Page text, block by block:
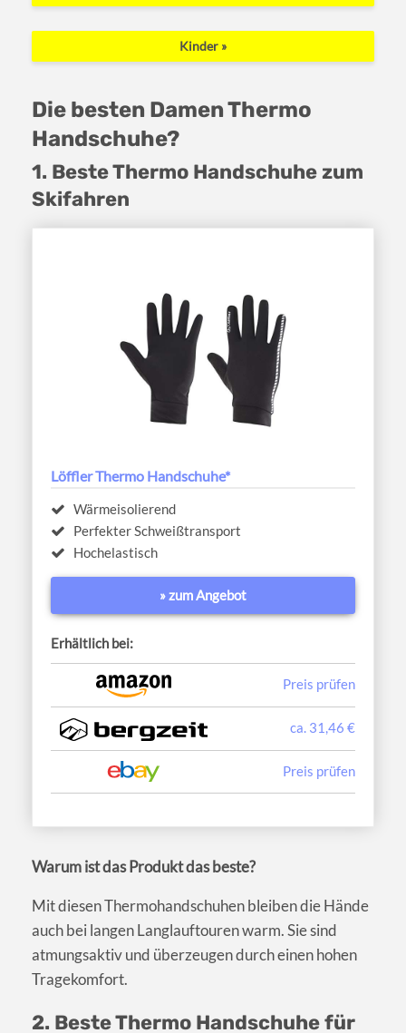
Kinder »
Die besten Damen Thermo
Handschuhe?
1. Beste Thermo Handschuhe zum
Skifahren
Löffler Thermo Handschuhe*
Wärmeisolierend
Perfekter Schweißtransport
Hochelastisch
» zum Angebot
Erhältlich bei:
Preis prüfen
ca. 31,46 €
Preis prüfen
Warum ist das Produkt das beste?
Mit diesen Thermohandschuhen bleiben die Hände
auch bei langen Langlauftouren warm. Sie sind
atmungsaktiv und überzeugen durch einen hohen
Tragekomfort.
2. Beste Thermo Handschuhe für